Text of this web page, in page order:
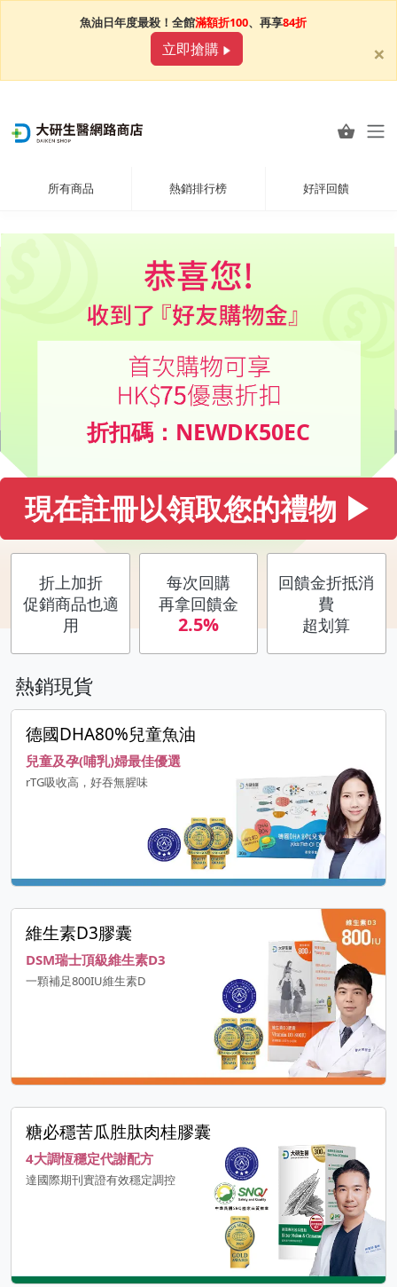
魚油日年度最殺！全館滿額折100、再享84折
立即搶購 ×
所有商品 熱銷排行榜 好評回饋
折扣碼：NEWDK50EC
現在註冊以領取您的禮物 ▶
折上加折
促銷商品也適
用
每次回購
再拿回饋金
2.5%
回饋金折抵消
費
超划算
熱銷現貨
德國DHA80%兒童魚油
兒童及孕(哺乳)婦最佳優選
rTG吸收高，好吞無腥味
維生素D3膠囊
DSM瑞士頂級維生素D3
一顆補足800IU維生素D
糖必穩苦瓜胜肽肉桂膠囊
4大調恆穩定代謝配方
達國際期刊實證有效穩定調控